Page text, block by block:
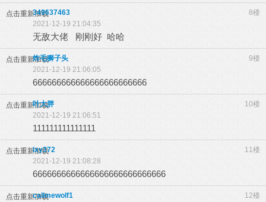
点击重新加载 8楼
349637463
2021-12-19 21:04:35
无敌大佬 刚刚好 哈哈
点击重新加载 9楼
炸毛狮子头
2021-12-19 21:06:05
666666666666666666666666
点击重新加载 10楼
叶大胖
2021-12-19 21:06:51
111111111111111
点击重新加载 11楼
lxy372
2021-12-19 21:08:28
6666666666666666666666666666
点击重新加载 12楼
callmewolf1